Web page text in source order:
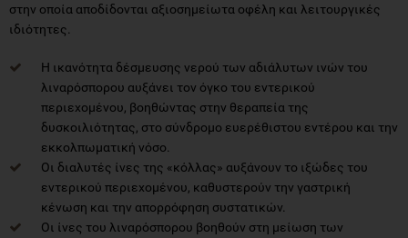
στην οποία αποδίδονται αξιοσημείωτα οφέλη και λειτουργικές
ιδιότητες.
Η ικανότητα δέσμευσης νερού των αδιάλυτων ινών του
λιναρόσπορου αυξάνει τον όγκο του εντερικού
περιεχομένου, βοηθώντας στην θεραπεία της
δυσκοιλιότητας, στο σύνδρομο ευερέθιστου εντέρου και την
εκκολπωματική νόσο.
Οι διαλυτές ίνες της «κόλλας» αυξάνουν το ιξώδες του
εντερικού περιεχομένου, καθυστερούν την γαστρική
κένωση και την απορρόφηση συστατικών.
Οι ίνες του λιναρόσπορου βοηθούν στη μείωση των